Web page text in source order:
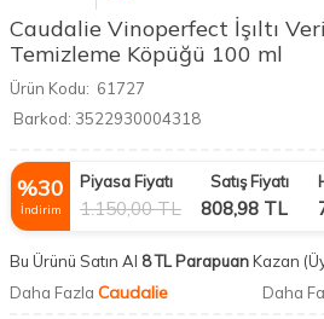
Caudalie Vinoperfect İşıltı
Temizleme Köpüğü 100 ml
Ürün Kodu: 61727
Barkod: 3522930004318
%30
İndirim
Piyasa Fiyatı
1.150,00TL
Satış Fiyatı
808,98 TL
Bu Ürünü Satın Al 8 TL ParapuanKazan
Daha Fazla Caudalie Daha